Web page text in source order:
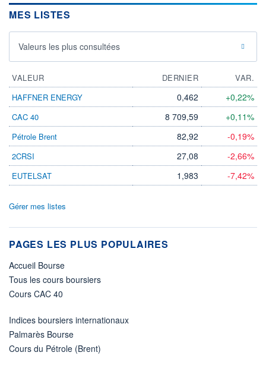
MES LISTES
Valeurs les plus consultées
VALEUR DERNIER
VAR.
HAFFNER ENERGY
0,462 +0,22%
CAC 40 8 709,59 +0,11%
Pétrole Brent 82,92 -0,19%
2CRSI 27,08 -2,66%
EUTELSAT 1,983 -7,42%
Gérer mes listes
PAGES LES PLUS POPULAIRES
Accueil Bourse
Tous les cours boursiers
Cours CAC 40
Indices boursiers internationaux
Palmarès Bourse
Cours du Pétrole (Brent)